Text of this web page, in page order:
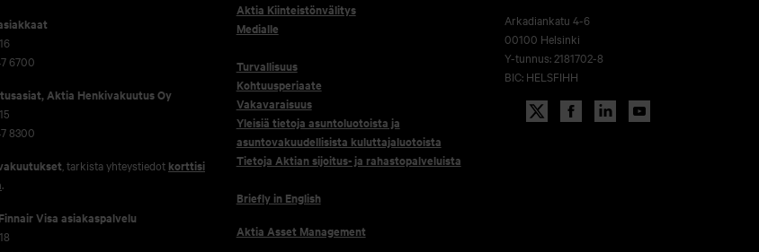
6700
Aktia Henkivakuutus Oy
8300
, tarkista yhteystiedot korttisi
.
Visa asiakaspalvelu
Aktia Kiinteistönvälitys
Medialle
Turvallisuus
Kohtuusperiaate
Vakavaraisuus
Yleisiä tietoja asuntoluotoista ja
asuntovakuudellisista kuluttajaluotoista
Tietoja Aktian sijoitus- ja rahastopalveluista
Briefly in English
Aktia Asset Management
Arkadiankatu 4-6
00100 Helsinki
Y-tunnus: 2181702-8
BIC: HELSFIHH